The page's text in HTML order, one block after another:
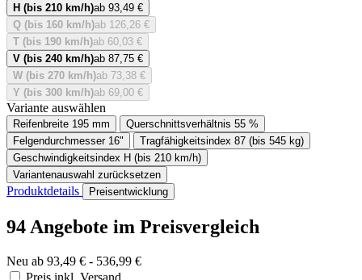
H (bis 210 km/h)ab 93,49 €
Q (bis 160 km/h)ab 126,26 €
T (bis 190 km/h)ab 60,03 €
V (bis 240 km/h)ab 87,75 €
W (bis 270 km/h)ab 73,38 €
Y (bis 300 km/h)ab 69,00 €
Variante auswählen
Reifenbreite 195 mm Querschnittsverhältnis 55 %
Felgendurchmesser 16" Tragfähigkeitsindex 87 (bis 545 kg)
Geschwindigkeitsindex H (bis 210 km/h)
Variantenauswahl zurücksetzen
Produktdetails Preisentwicklung
94 Angebote im Preisvergleich
Neu ab 93,49 € - 536,99 €
Preis inkl. Versand